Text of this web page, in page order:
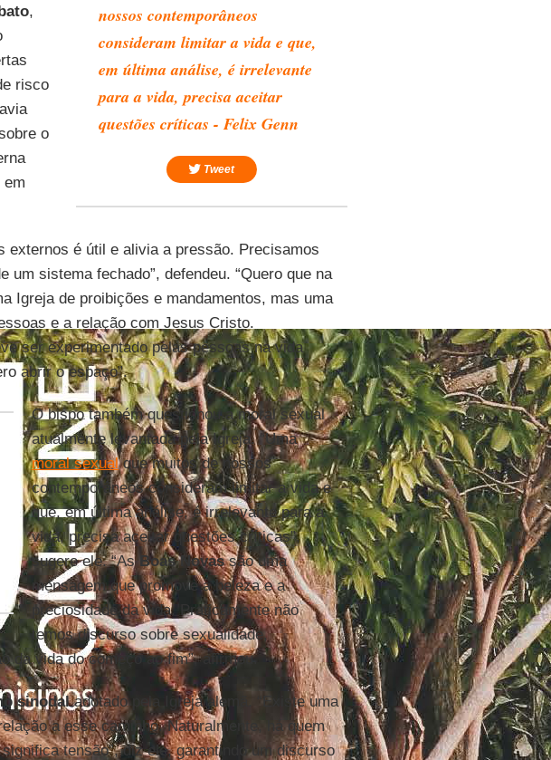
nossos contemporâneos
consideram limitar a vida e que,
em última análise, é irrelevante
para a vida, precisa aceitar
questões críticas - Felix Genn
Tweet
,
risco
o
em
externos é útil e alivia a pressão. Precisamos
um sistema fechado”, defendeu. “Quero que na
Igreja de proibições e mandamentos, mas uma
e a relação com Jesus Cristo.
ser experimentado pelas pessoas na vida
abrir o espaço”.
O bispo também questionou a moral sexual
atualmente levantada pela Igreja. “Uma
moral sexualque muitos de nossos
contemporâneos consideram limitar a vida e
que, em última análise, é irrelevante para a
vida, precisa aceitar questões críticas”,
sugere ele. “As Boas Novassão uma
mensagem que promove a beleza e a
preciosidade da vida. Praticamente não
temos discurso sobre sexualidade,
da vida do começo ao fim”, afirmou.
sinodaladotado pela Igreja alemã. “Existe uma
a esse caminho. Naturalmente, há quem
tensão”, diz ele, garantindo um discurso